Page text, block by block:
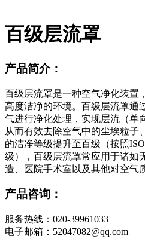
百级层流罩
产品简介：
百级层流罩是一种空气净化装置
高度洁净的环境。百级层流罩通
气进行净化处理，实现层流（单
从而有效去除空气中的尘埃粒子
的洁净等级提升至百级（按照
级），百级层流罩常应用于诸如
造、医院手术室以及其他对空气
产品咨询：
服务热线：020-39961033
电子邮箱：52047082@qq.com